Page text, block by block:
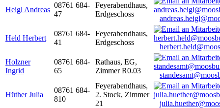
Heigl Andreas
08761 684-
47
Feyerabendhaus,
Erdgeschoss
Held Herbert
08761 684-
41
Feyerabendhaus,
Erdgeschoss
Holzner
Ingrid
08761 684-
65
Rathaus, EG,
Zimmer R0.03
Hüther Julia
08761 684-
810
Feyerabendhaus,
2. Stock, Zimmer
21